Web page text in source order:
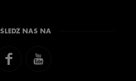
ŚLEDŹ NAS NA